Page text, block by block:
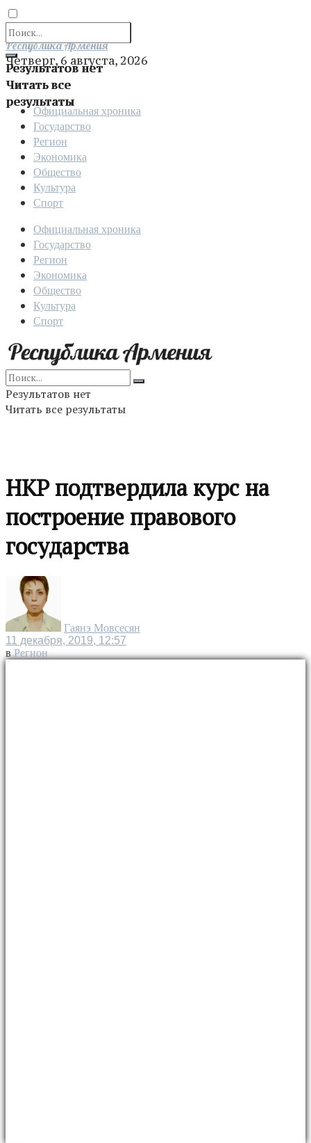
Результатов нет
Читать все
результаты
Отправить
Республика Армения
Четверг, 6 августа, 2026
Официальная хроника
Государство
Регион
Экономика
Общество
Культура
Спорт
Официальная хроника
Государство
Регион
Экономика
Общество
Культура
Спорт
Результатов нет
Читать все результаты
НКР подтвердила курс на
построение правового
государства
Гаянэ Мовсесян
11 декабря, 2019, 12:57
в Регион